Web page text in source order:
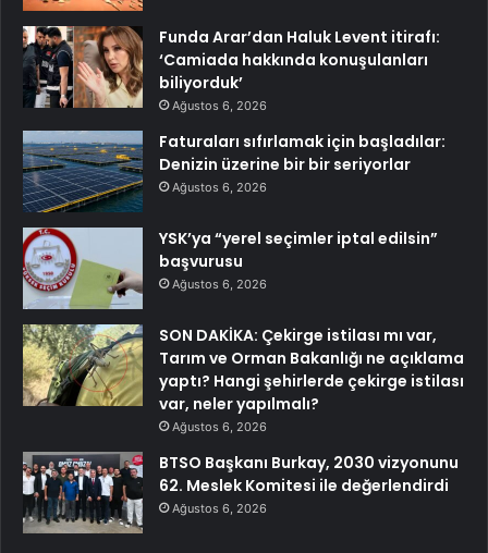
Funda Arar’dan Haluk Levent itirafı:
‘Camiada hakkında konuşulanları
biliyorduk’
Ağustos 6, 2026
Faturaları sıfırlamak için başladılar:
Denizin üzerine bir bir seriyorlar
Ağustos 6, 2026
YSK’ya “yerel seçimler iptal edilsin”
başvurusu
Ağustos 6, 2026
SON DAKİKA: Çekirge istilası mı var,
Tarım ve Orman Bakanlığı ne açıklama
yaptı? Hangi şehirlerde çekirge istilası
var, neler yapılmalı?
Ağustos 6, 2026
BTSO Başkanı Burkay, 2030 vizyonunu
62. Meslek Komitesi ile değerlendirdi
Ağustos 6, 2026